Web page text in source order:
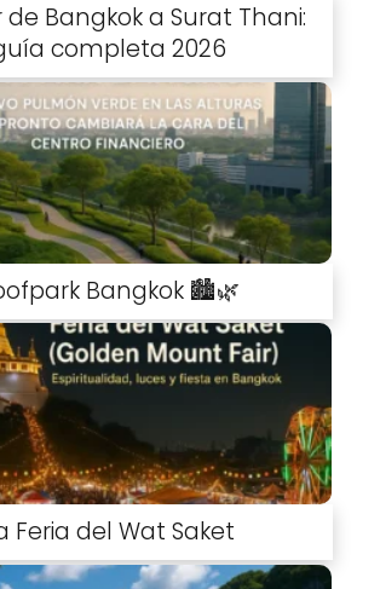
de Bangkok a Surat Thani:
completa 2026
Bangkok 🏙️🌿
Feria del Wat Saket